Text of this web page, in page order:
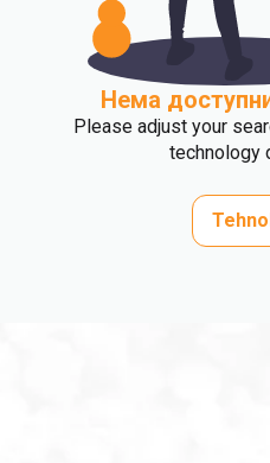
Нема
Please adjust your
technology